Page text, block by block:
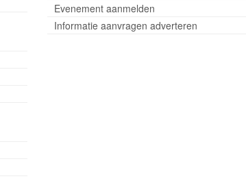
Evenement aanmelden
Informatie aanvragen adverteren